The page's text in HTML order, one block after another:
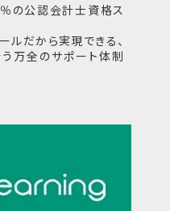
の公認会計士資格ス
だから実現できる、
万全のサポート体制